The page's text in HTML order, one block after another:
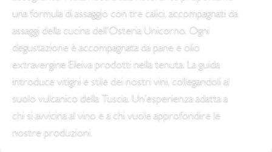
una formula di assaggio con tre calici, accompagnati da
assaggi della cucina dell’Osteria Unicorno. Ogni
degustazione è accompagnata da pane e olio
extravergine Eleiva prodotti nella tenuta. La guida
introduce vitigni e stile dei nostri vini, collegandoli al
suolo vulcanico della Tuscia. Un’esperienza adatta a
chi si avvicina al vino e a chi vuole approfondire le
nostre produzioni.